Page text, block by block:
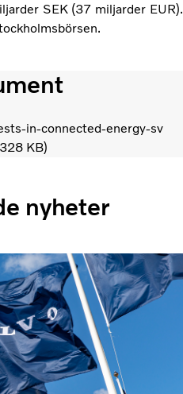
SEK (37 miljarder EUR).
in-connected-energy-sv
328 KB
nyheter